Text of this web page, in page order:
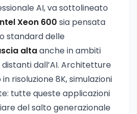
AI, va sottolineato
Xeon 600 sia pensata
standard delle
altaanche in ambiti
dall’AI. Architetture
risoluzione 8K, simulazioni
tutte queste applicazioni
del salto generazionale